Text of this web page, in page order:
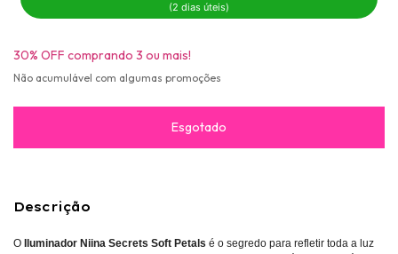
(2 dias úteis)
30% OFF comprando 3 ou mais!
Não acumulável com algumas promoções
Descrição
O Iluminador Niina Secrets Soft Petals é o segredo para refletir toda a luz